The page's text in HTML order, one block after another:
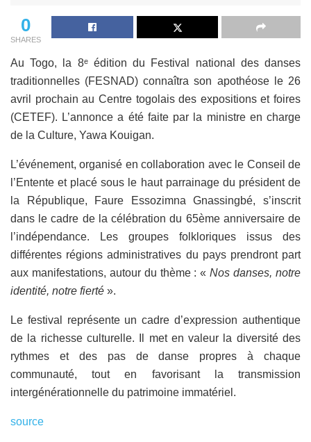
0
SHARES
Au Togo, la 8ᵉ édition du Festival national des danses
traditionnelles (FESNAD) connaîtra son apothéose le 26
avril prochain au Centre togolais des expositions et foires
(CETEF). L’annonce a été faite par la ministre en charge
de la Culture, Yawa Kouigan.
L’événement, organisé en collaboration avec le Conseil de
l’Entente et placé sous le haut parrainage du président de
la République, Faure Essozimna Gnassingbé, s’inscrit
dans le cadre de la célébration du 65ème anniversaire de
l’indépendance. Les groupes folkloriques issus des
différentes régions administratives du pays prendront part
aux manifestations, autour du thème : «Nos danses, notre
identité, notre fierté ».
Le festival représente un cadre d’expression authentique
de la richesse culturelle. Il met en valeur la diversité des
rythmes et des pas de danse propres à chaque
communauté, tout en favorisant la transmission
intergénérationnelle du patrimoine immatériel.
source